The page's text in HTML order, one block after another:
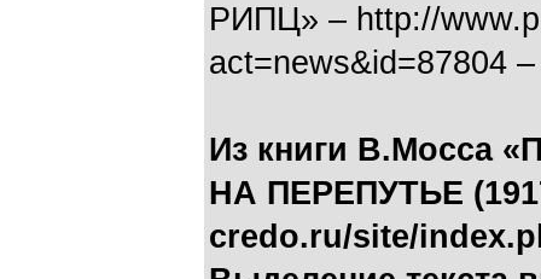
РИПЦ» – http://
act=news&id=87804
Из книги В.Мосса
НА ПЕРЕПУТЬЕ
credo.ru/site/